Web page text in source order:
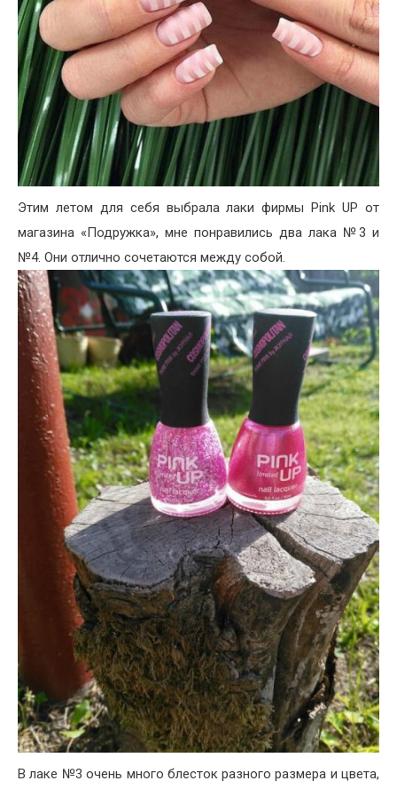
Этим летом для себя выбрала лаки фирмы Pink UP от
магазина «Подружка», мне понравились два лака №3 и
№4. Они отлично сочетаются между собой.
В лаке №3 очень много блесток разного размера и цвета,